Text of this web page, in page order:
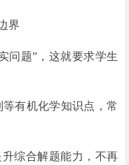
界
问题”，这就要求学生
有机化学知识点，常
综合解题能力，不再